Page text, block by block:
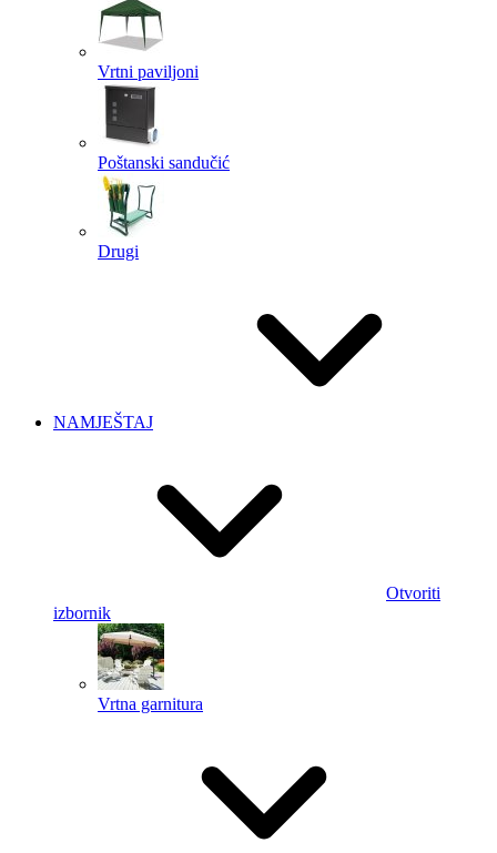
Vrtni paviljoni
Poštanski sandučić
Drugi
NAMJEŠTAJ
Otvoriti
izbornik
Vrtna garnitura